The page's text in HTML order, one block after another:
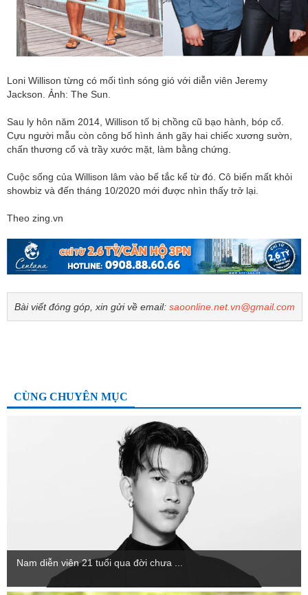
Loni Willison từng có mối tình sóng gió với diễn viên Jeremy
Jackson. Ảnh: The Sun.
Sau ly hôn năm 2014, Willison tố bị chồng cũ bạo hành, bóp cổ.
Cựu người mẫu còn công bố hình ảnh gãy hai chiếc xương sườn,
chấn thương cổ và trầy xước mặt, làm bằng chứng.
Cuộc sống của Willison lâm vào bế tắc kể từ đó. Cô biến mất khỏi
showbiz và đến tháng 10/2020 mới được nhìn thấy trở lại.
Theo zing.vn
Bài viết đóng góp, xin gửi về email: saoonline.net.vn@gmail.com
CÙNG CHUYÊN MỤC
Nam diễn viên 21 tuổi qua đời chưa ...